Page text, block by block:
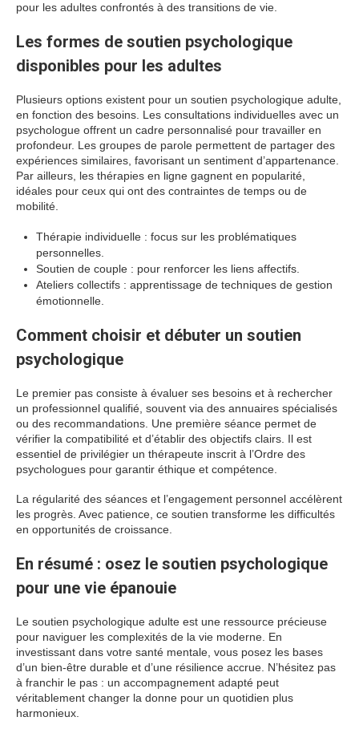
pour les adultes confrontés à des transitions de vie.
Les formes de soutien psychologique
disponibles pour les adultes
Plusieurs options existent pour un soutien psychologique adulte,
en fonction des besoins. Les consultations individuelles avec un
psychologue offrent un cadre personnalisé pour travailler en
profondeur. Les groupes de parole permettent de partager des
expériences similaires, favorisant un sentiment d’appartenance.
Par ailleurs, les thérapies en ligne gagnent en popularité,
idéales pour ceux qui ont des contraintes de temps ou de
mobilité.
Thérapie individuelle : focus sur les problématiques
personnelles.
Soutien de couple : pour renforcer les liens affectifs.
Ateliers collectifs : apprentissage de techniques de gestion
émotionnelle.
Comment choisir et débuter un soutien
psychologique
Le premier pas consiste à évaluer ses besoins et à rechercher
un professionnel qualifié, souvent via des annuaires spécialisés
ou des recommandations. Une première séance permet de
vérifier la compatibilité et d’établir des objectifs clairs. Il est
essentiel de privilégier un thérapeute inscrit à l’Ordre des
psychologues pour garantir éthique et compétence.
La régularité des séances et l’engagement personnel accélèrent
les progrès. Avec patience, ce soutien transforme les difficultés
en opportunités de croissance.
En résumé : osez le soutien psychologique
pour une vie épanouie
Le soutien psychologique adulte est une ressource précieuse
pour naviguer les complexités de la vie moderne. En
investissant dans votre santé mentale, vous posez les bases
d’un bien-être durable et d’une résilience accrue. N’hésitez pas
à franchir le pas : un accompagnement adapté peut
véritablement changer la donne pour un quotidien plus
harmonieux.